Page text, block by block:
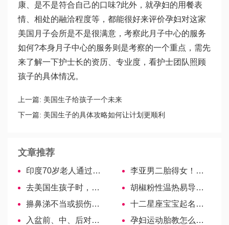
康、是不是符合自己的口味?此外，就孕妇的用餐表
情、相处的融洽程度等，都能很好来评价孕妇对这家
美国月子会所是不是很满意，考察此月子中心的服务
如何?本身月子中心的服务则是考察的一个重点，需先
来了解一下护士长的资历、专业度，看护士团队照顾
孩子的具体情况。
上一篇: 美国生子给孩子一个未来
下一篇: 美国生子的具体攻略如何让计划更顺利
文章推荐
印度70岁老人通过试管婴儿生下一儿子
李亚男二胎得女！网友调侃王祖蓝基因太强大
去美国生孩子时，从美国进入海关最安全的方式是什么？
胡椒粉性温热易导致便秘，怀孕后不吃对胎儿才最好
擤鼻涕不当或损伤听力，如何教宝宝正确擤鼻涕
十二星座宝宝起名大全，水|土|风|火象取名字攻略
入盆前、中、后对照比较，解析胎儿入盆是什么！
孕妇运动胎教怎么做讲方法，孕妇操这样做更有效